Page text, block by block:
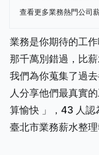
查看更多業務熱門公司
業務是你期待的工作
那千萬別錯過，比
我們為你蒐集了過
人分享他們最真實
算愉快 」，43 人認
臺北市業務薪水整理